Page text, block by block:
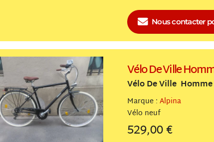
Nous contacter
Vélo De Ville
Vélo De Ville
Marque :Alpina
Vélo neuf
529,00 €